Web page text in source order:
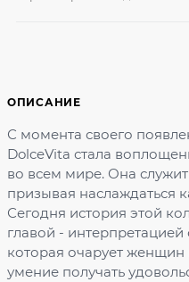
ОПИСАНИЕ
С момента своего
DolceVita стала
во всем мире. Она
призывая
Сегодня история этой
главой -
которая очарует
умение получать